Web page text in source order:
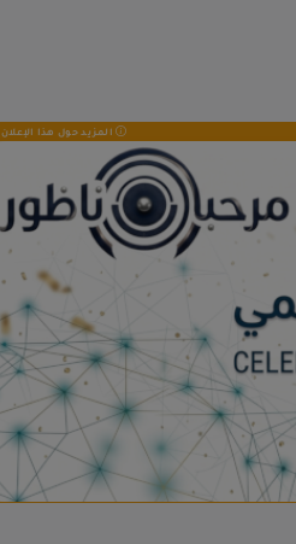
المزيد حول هذا الإعلان